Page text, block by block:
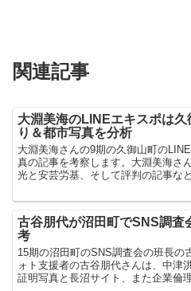
関連記事
大淵美海のLINEエキスポは
り＆都市写真を分析
大淵美海さんの9期の久御山町の
真の記事を考察します。大淵美海さ
光と安芸労基、そして評判の記事な
古谷朋代が沼田町でSNS調査
考
15期の沼田町のSNS調査会の班長の
ォト支援者の古谷朋代さんは、中津
証明写真と長沼サイト、また企業倫